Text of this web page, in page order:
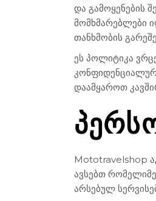
და გამოყენების
მომხმარებლები
თანხმობის
ეს პოლიტიკა
დაამყაროთ
Mototravelshop
ავსებთ
არსებულ